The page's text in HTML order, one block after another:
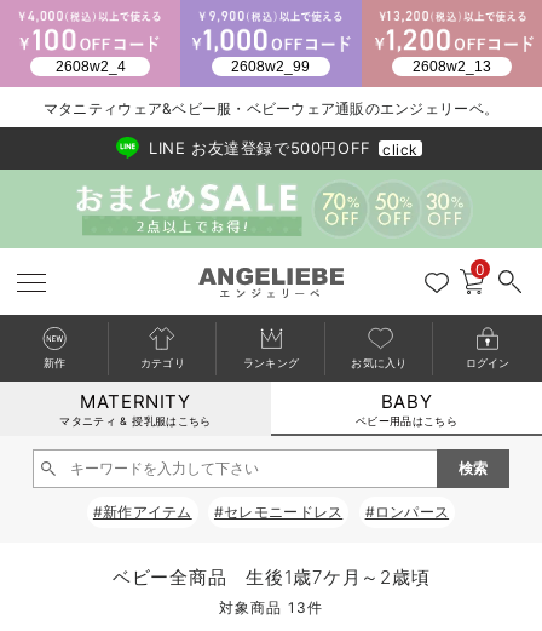
新生児服全て
ツーウェイオール・2WAYオール（新生児）
ベビー服全て
ロンパース・カバーオール
シーズンアイテム全て
ベビー・新生児 寝具全て
ベビーベッド・布団 （ベビー・新生児）
ベビー 雑貨全て
ベビーチェア（ハイローチェア）・ベビーラック
お出かけグッズ全て
ベビー｜季節の特集全て
猛暑からベビーを守るひんやりグッズ
アウトレット全て
【アウトレット】ワンピース
特集全て
抗菌防臭加工
再入荷全て
再入荷｜インナー
戻る
送料無料アイテム全て
ワンピース
戻る
ブラキャミ おまとめ
戻る
【37周年祭セール】
【37周年祭セール】
戻る
気温差別オススメア
【15℃】3月下旬～
戻る
動きやすく着回しで
戻る
強撚スムース(コスパ
戻る
マタニティウェア
【おまとめ割】パジ
戻る
こだわりの履き心地
カジュアル
戻る
ジャケット派
戻る
出産準備応援割全て
マタニティパジャマ
戻る
【オフィスカジュア
戻る
レギンスタイプ
戻る
【フォーマル】ワン
戻る
【ベビー】長袖
戻る
ハンカチ
戻る
快適ウェア10%OFF
戻る
春のマタニティワン
セットアップ・ レイ
戻る
Gift Selection 出産
〜3,000円（税込）
戻る
冬の冷え対策インナ
薄くてあったか
戻る
入院準備の持ち物チ
入院してすぐ使うグ
戻る
冬のあったか特集全て
【冬のあったか特集
マタニティウェア&ベビー服・ベビーウェア通販のエンジェリーベ。
2026/NewArrival
送料495円(一部地域を除く) 7,700円以上で送料無料
LINE お友達登録で500円OFF click
0
新作 カテゴリ ランキング お気に入り ログイン
MATERNITY
マタニティ & 授乳服はこちら
BABY
ベビー用品はこちら
#新作アイテム #セレモニードレス #ロンパース
ベビー全商品 生後1歳7ケ月～2歳頃
対象商品 13件
カートに入れる
閉じる